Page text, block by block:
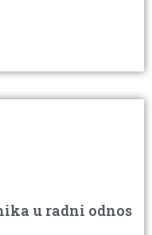
u radni odnos